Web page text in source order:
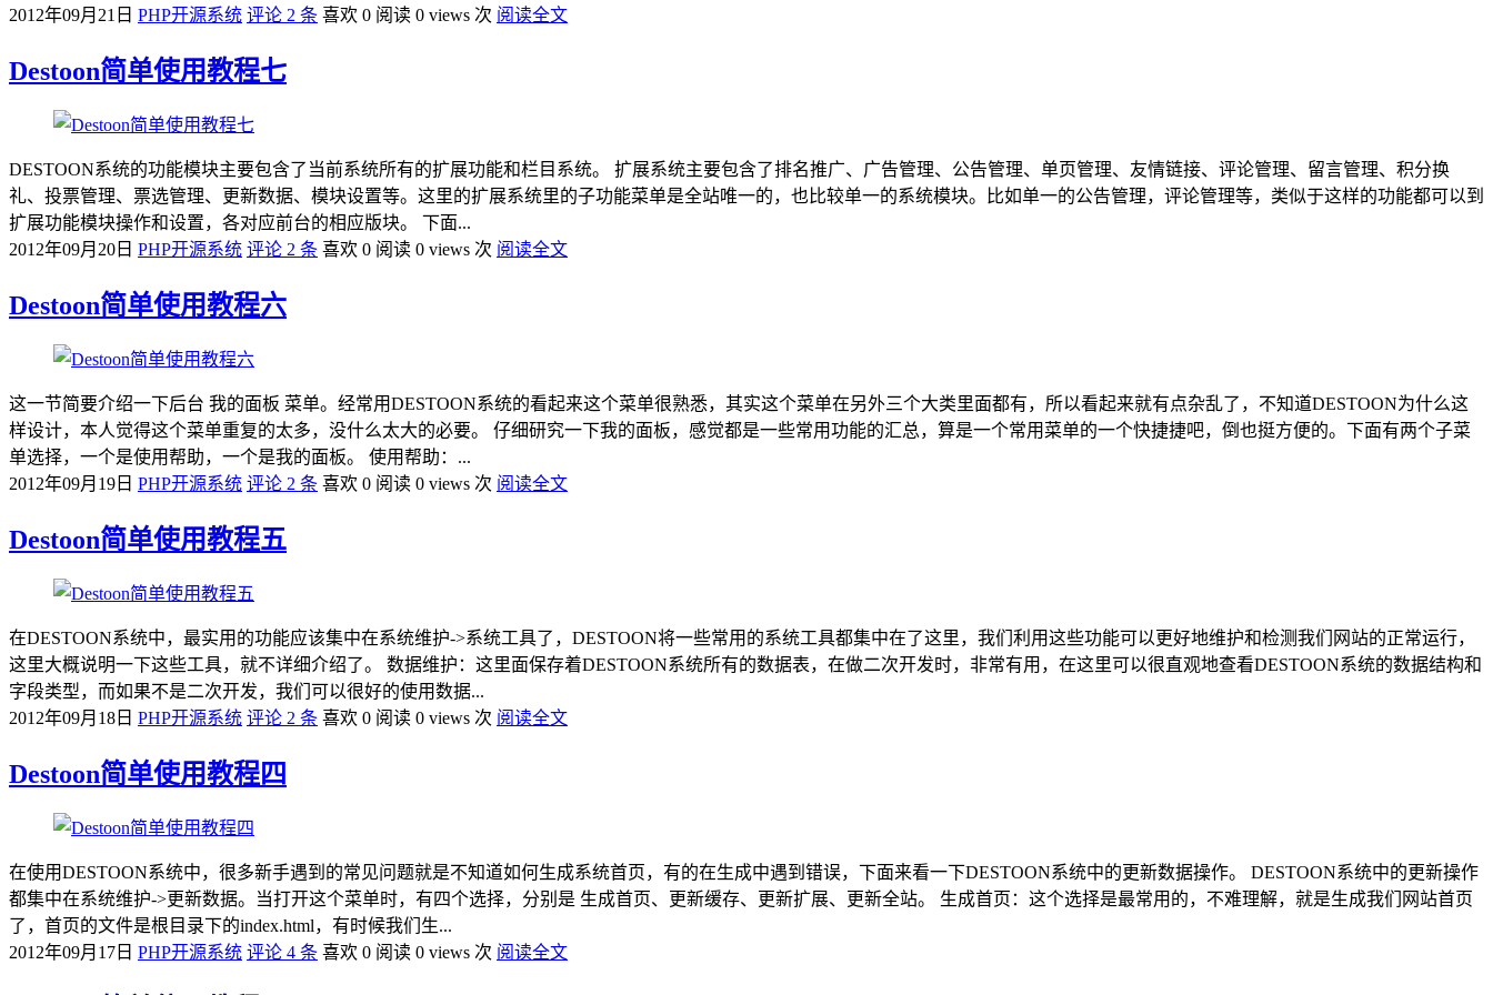
2012年09月21日 PHP开源系统 评论 2 条 喜欢 0 阅读 0 views 次 阅读全文
Destoon简单使用教程七
DESTOON系统的功能模块主要包含了当前系统所有的扩展功能和栏目系统。 扩展系统主要包含了排名推广、广告管理、公告管理、单页管理、友情链接、评论管理、留言管理、积分换
礼、投票管理、票选管理、更新数据、模块设置等。这里的扩展系统里的子功能菜单是全站唯一的，也比较单一的系统模块。比如单一的公告管理，评论管理等，类似于这样的功能都可以到
扩展功能模块操作和设置，各对应前台的相应版块。 下面...
2012年09月20日 PHP开源系统 评论 2 条 喜欢 0 阅读 0 views 次 阅读全文
Destoon简单使用教程六
这一节简要介绍一下后台 我的面板 菜单。经常用DESTOON系统的看起来这个菜单很熟悉，其实这个菜单在另外三个大类里面都有，所以看起来就有点杂乱了，不知道DESTOON为什么这
样设计，本人觉得这个菜单重复的太多，没什么太大的必要。 仔细研究一下我的面板，感觉都是一些常用功能的汇总，算是一个常用菜单的一个快捷捷吧，倒也挺方便的。下面有两个子菜
单选择，一个是使用帮助，一个是我的面板。 使用帮助：...
2012年09月19日 PHP开源系统 评论 2 条 喜欢 0 阅读 0 views 次 阅读全文
Destoon简单使用教程五
在DESTOON系统中，最实用的功能应该集中在系统维护->系统工具了，DESTOON将一些常用的系统工具都集中在了这里，我们利用这些功能可以更好地维护和检测我们网站的正常运行，
这里大概说明一下这些工具，就不详细介绍了。 数据维护：这里面保存着DESTOON系统所有的数据表，在做二次开发时，非常有用，在这里可以很直观地查看DESTOON系统的数据结构和
字段类型，而如果不是二次开发，我们可以很好的使用数据...
2012年09月18日 PHP开源系统 评论 2 条 喜欢 0 阅读 0 views 次 阅读全文
Destoon简单使用教程四
在使用DESTOON系统中，很多新手遇到的常见问题就是不知道如何生成系统首页，有的在生成中遇到错误，下面来看一下DESTOON系统中的更新数据操作。 DESTOON系统中的更新操作
都集中在系统维护->更新数据。当打开这个菜单时，有四个选择，分别是 生成首页、更新缓存、更新扩展、更新全站。 生成首页：这个选择是最常用的，不难理解，就是生成我们网站首页
了，首页的文件是根目录下的index.html，有时候我们生...
2012年09月17日 PHP开源系统 评论 4 条 喜欢 0 阅读 0 views 次 阅读全文